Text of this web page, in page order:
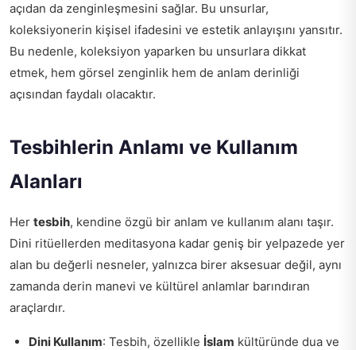
açıdan da zenginleşmesini sağlar. Bu unsurlar,
koleksiyonerin kişisel ifadesini ve estetik anlayışını yansıtır.
Bu nedenle, koleksiyon yaparken bu unsurlara dikkat
etmek, hem görsel zenginlik hem de anlam derinliği
açısından faydalı olacaktır.
Tesbihlerin Anlamı ve Kullanım
Alanları
Her tesbih, kendine özgü bir anlam ve kullanım alanı taşır.
Dini ritüellerden meditasyona kadar geniş bir yelpazede yer
alan bu değerli nesneler, yalnızca birer aksesuar değil, aynı
zamanda derin manevi ve kültürel anlamlar barındıran
araçlardır.
Dini Kullanım: Tesbih, özellikle İslam kültüründe dua ve